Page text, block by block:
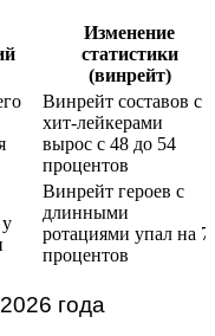
Изменение
статистики
(винрейт)
Винрейт составов с
хит-лейкерами
вырос с 48 до 54
процентов
Винрейт героев с
длинными
ротациями упал на 7
процентов
года